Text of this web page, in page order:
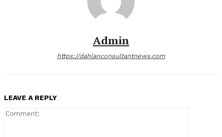
Admin
https://dahlanconsultantnews.com
LEAVE A REPLY